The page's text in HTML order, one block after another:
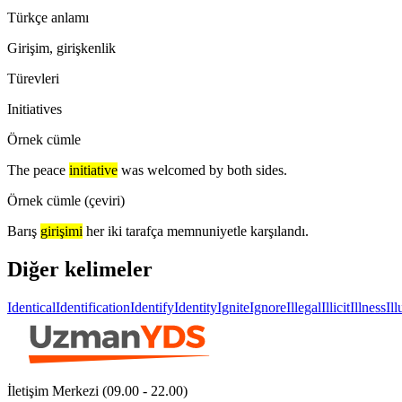
Türkçe anlamı
Girişim, girişkenlik
Türevleri
Initiatives
Örnek cümle
The peace initiative was welcomed by both sides.
Örnek cümle (çeviri)
Barış girişimi her iki tarafça memnuniyetle karşılandı.
Diğer kelimeler
IdenticalIdentificationIdentifyIdentityIgniteIgnoreIllegalIllicitIllness
İletişim Merkezi (09.00 - 22.00)